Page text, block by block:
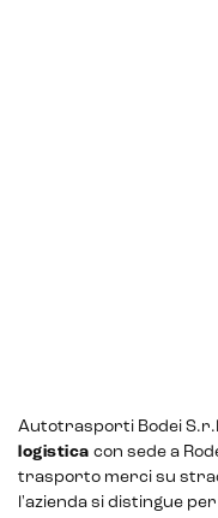
Autotrasporti Bodei
logistica con sede a
trasporto merci su
l'azienda si distingue